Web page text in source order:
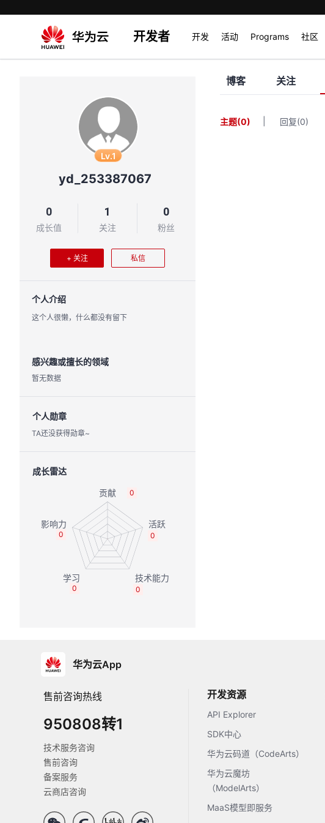
开发者 开发 活动 Programs 社区
Lv.1
yd_253387067
0
成长值
1
关注
0
粉丝
+ 关注 私信
个人介绍
这个人很懒，什么都没有留下
感兴趣或擅长的领域
暂无数据
个人勋章
TA还没获得勋章~
成长雷达
0
0
0
0
0
博客 关注
主题(0) 回复(0)
华为云App
售前咨询热线
950808转1
技术服务咨询
售前咨询
备案服务
云商店咨询
开发资源
API Explorer
SDK中心
华为云码道（CodeArts）
华为云魔坊
（ModelArts）
MaaS模型即服务